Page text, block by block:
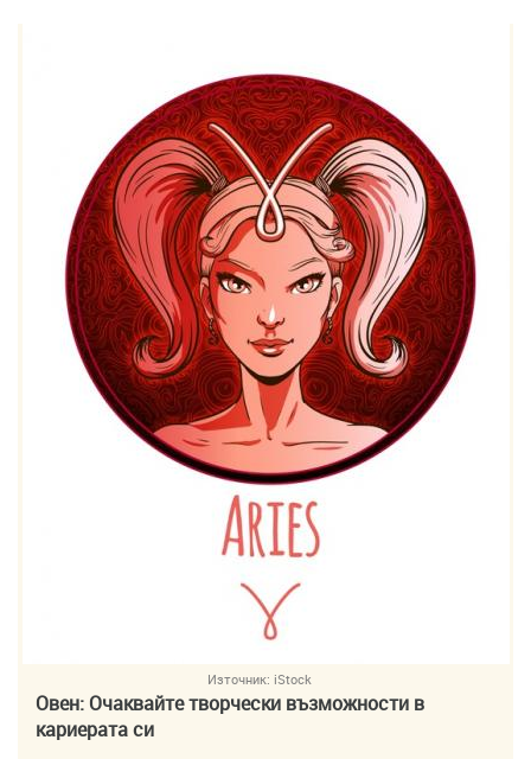
Източник: iStock
Овен: Очаквайте творчески възможности в
кариерата си